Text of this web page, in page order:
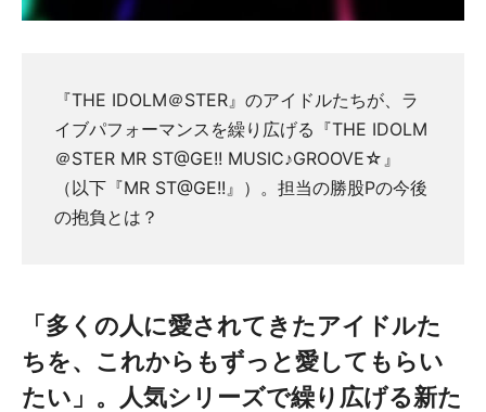
『THE IDOLM＠STER』のアイドルたちが、ラ
イブパフォーマンスを繰り広げる『THE IDOLM
＠STER MR ST@GE!! MUSIC♪GROOVE☆』
（以下『MR ST@GE!!』）。担当の勝股Pの今後
の抱負とは？
「多くの人に愛されてきたアイドルた
ちを、これからもずっと愛してもらい
たい」。人気シリーズで繰り広げる新た